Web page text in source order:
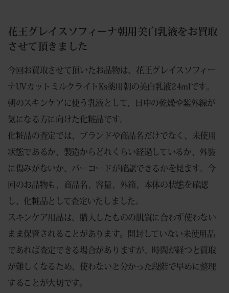
花王グレイスソフィーナ朝用美白乳液をお買取
させて頂きました
今回お買取させて頂いたお品物は、花王グレイスソフィー
ナUVカットミルクライトKs薬用朝の美白乳液24mlです。
朝のスキンケアに使う乳液として、日中の乾燥や紫外線が
気になる方に向けた化粧品です。
化粧品の査定では、ブランドや商品名だけでなく、未使用
状態であるか、製造からどれくらい経過しているか、外装
に傷みがないか、バーコードが確認できるかを見ます。今
回のお品物も、商品名、容量、外箱、本体の状態を確認
し、化粧品として査定いたしました。
スキンケア用品は、購入したものの肌質に合わず使わない
まま保管されることがあります。開封していない未使用品
であれば査定できる場合がありますが、時間が経つと買取
が難しくなるため、使わないと分かった段階で早めに整理
することが大切です。